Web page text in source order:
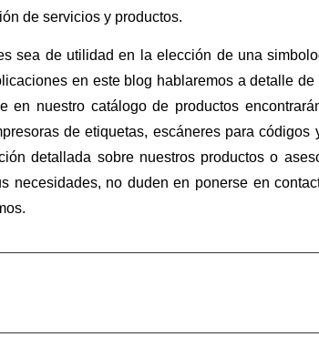
de servicios y productos.
sea de utilidad en la elección de una
en este blog hablaremos a detalle
en nuestro catálogo de productos
de etiquetas, escáneres para códigos
detallada sobre nuestros productos o
necesidades, no duden en ponerse en